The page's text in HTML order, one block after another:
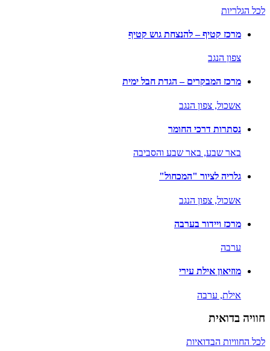
לכל הגלריות
מרכז קטיף – להנצחת גוש קטיף
צפון הנגב
מרכז המבקרים – הגדת חבל ימית
אשכול, צפון הנגב
נסתרות דרכי החומר
באר שבע, באר שבע והסביבה
גלריה לציור "המכחול"
אשכול, צפון הנגב
מרכז ויידור בערבה
ערבה
מוזיאון אילת עירי
אילת, ערבה
חוויה בדואית
לכל החוויות הבדואיות